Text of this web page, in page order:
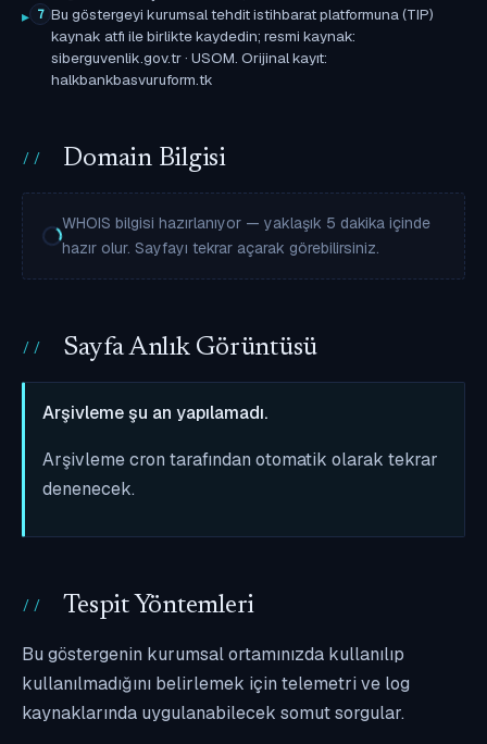
7 Bu göstergeyi kurumsal tehdit istihbarat platformuna (TIP)
kaynak atfı ile birlikte kaydedin; resmi kaynak:
siberguvenlik.gov.tr · USOM. Orijinal kayıt:
halkbankbasvuruform.tk
Domain Bilgisi
WHOIS bilgisi hazırlanıyor — yaklaşık 5 dakika içinde
hazır olur. Sayfayı tekrar açarak görebilirsiniz.
Sayfa Anlık Görüntüsü
Arşivleme şu an yapılamadı.
Arşivleme cron tarafından otomatik olarak tekrar
denenecek.
Tespit Yöntemleri
Bu göstergenin kurumsal ortamınızda kullanılıp
kullanılmadığını belirlemek için telemetri ve log
kaynaklarında uygulanabilecek somut sorgular.